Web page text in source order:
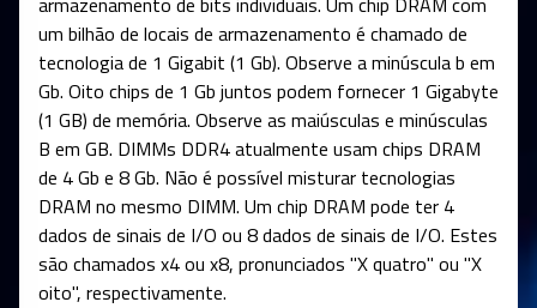
um bilhão de locais de armazenamento é chamado de
tecnologia de 1 Gigabit (1 Gb). Observe a minúscula b em
Gb. Oito chips de 1 Gb juntos podem fornecer 1 Gigabyte
(1 GB) de memória. Observe as maiúsculas e minúsculas
B em GB. DIMMs DDR4 atualmente usam chips DRAM
de 4 Gb e 8 Gb. Não é possível misturar tecnologias
DRAM no mesmo DIMM. Um chip DRAM pode ter 4
dados de sinais de I/O ou 8 dados de sinais de I/O. Estes
são chamados x4 ou x8, pronunciados "X quatro" ou "X
oito", respectivamente.